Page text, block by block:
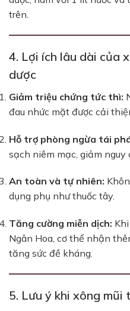
trên.
4. Lợi ích lâu dài của
dược
Giảm triệu chứng tức thì:
đau nhức mặt được cải
Hỗ trợ phòng ngừa tái
sạch niêm mạc, giảm nguy
An toàn và tự nhiên:
dụng phụ như thuốc tây.
Tăng cường miễn dịch:
Ngân Hoa, cơ thể nhận
tăng sức đề kháng.
5. Lưu ý khi xông mũi